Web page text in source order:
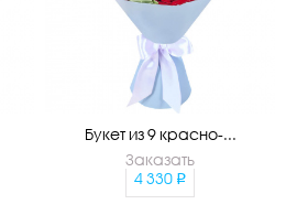
Букет из 9 красно-...
Заказать
4 330